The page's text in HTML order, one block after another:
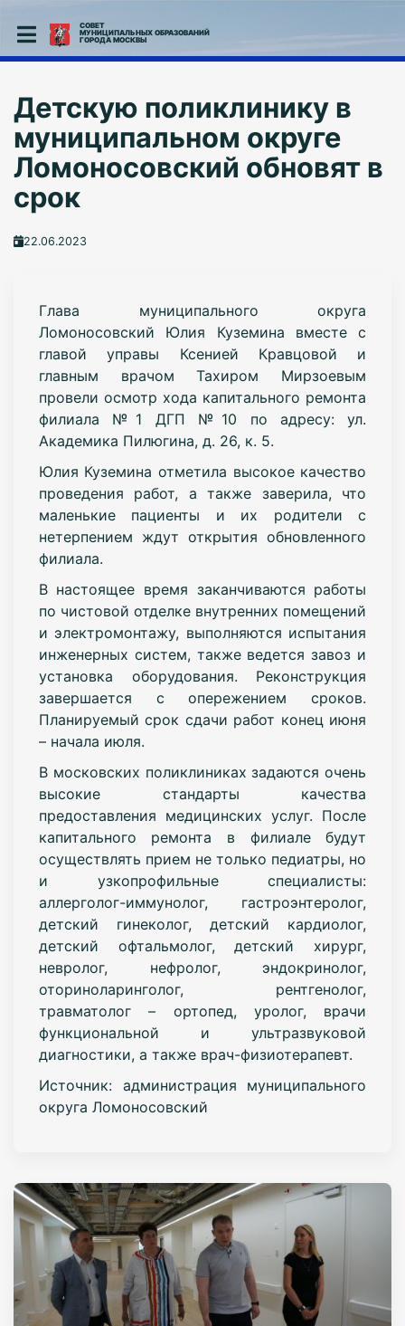
СОВЕТ
МУНИЦИПАЛЬНЫХ ОБРАЗОВАНИЙ
ГОРОДА МОСКВЫ
Детскую поликлинику в
муниципальном округе
Ломоносовский обновят в
срок
22.06.2023
Глава муниципального округа
Ломоносовский Юлия Куземина вместе с
главой управы Ксенией Кравцовой и
главным врачом Тахиром Мирзоевым
провели осмотр хода капитального ремонта
филиала №1 ДГП №10 по адресу: ул.
Академика Пилюгина, д. 26, к. 5.
Юлия Куземина отметила высокое качество
проведения работ, а также заверила, что
маленькие пациенты и их родители с
нетерпением ждут открытия обновленного
филиала.
В настоящее время заканчиваются работы
по чистовой отделке внутренних помещений
и электромонтажу, выполняются испытания
инженерных систем, также ведется завоз и
установка оборудования. Реконструкция
завершается с опережением сроков.
Планируемый срок сдачи работ конец июня
– начала июля.
В московских поликлиниках задаются очень
высокие стандарты качества
предоставления медицинских услуг. После
капитального ремонта в филиале будут
осуществлять прием не только педиатры, но
и узкопрофильные специалисты:
аллерголог-иммунолог, гастроэнтеролог,
детский гинеколог, детский кардиолог,
детский офтальмолог, детский хирург,
невролог, нефролог, эндокринолог,
оториноларинголог, рентгенолог,
травматолог – ортопед, уролог, врачи
функциональной и ультразвуковой
диагностики, а также врач-физиотерапевт.
Источник: администрация муниципального
округа Ломоносовский